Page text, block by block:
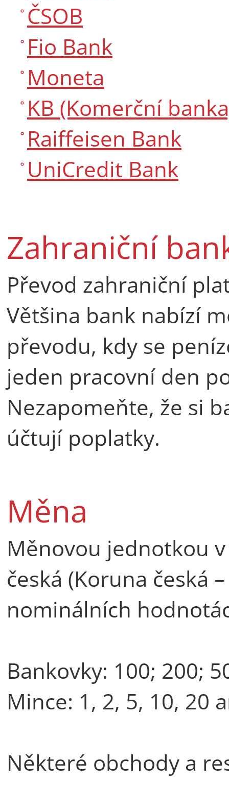
ČSOB
Fio Bank
Moneta
KB (Komerční
Raiffeisen Bank
UniCredit Bank
Zahraniční
Převod zahraniční
Většina bank nabízí
převodu, kdy se
jeden pracovní den
Nezapomeňte, že si
účtují poplatky.
Měna
Měnovou jednotkou
česká (Koruna česká
nominálních
Bankovky: 100; 200;
Mince: 1, 2, 5, 10, 20
Některé obchody a